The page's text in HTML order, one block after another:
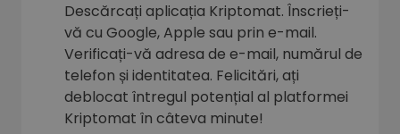
Descărcați aplicația Kriptomat. Înscrieți-
vă cu Google, Apple sau prin e-mail.
Verificați-vă adresa de e-mail, numărul de
telefon și identitatea. Felicitări, ați
deblocat întregul potențial al platformei
Kriptomat în câteva minute!